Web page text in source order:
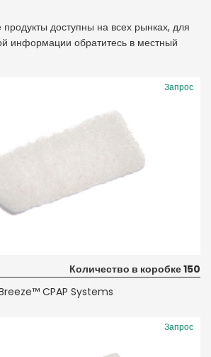
продукты доступны на всех рынках, для
информации обратитесь в местный
Запрос
Количество в коробке 150
CPAP Systems
Запрос